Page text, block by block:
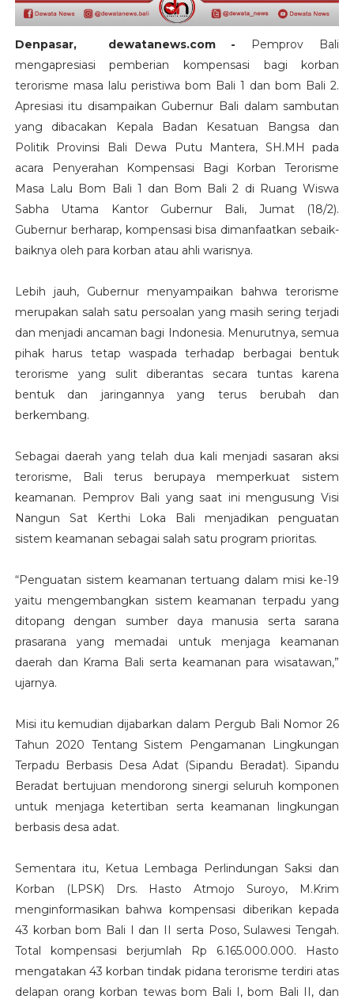
Denpasar, dewatanews.com - Pemprov Bali
mengapresiasi pemberian kompensasi bagi korban
terorisme masa lalu peristiwa bom Bali 1 dan bom Bali 2.
Apresiasi itu disampaikan Gubernur Bali dalam sambutan
yang dibacakan Kepala Badan Kesatuan Bangsa dan
Politik Provinsi Bali Dewa Putu Mantera, SH.MH pada
acara Penyerahan Kompensasi Bagi Korban Terorisme
Masa Lalu Bom Bali 1 dan Bom Bali 2 di Ruang Wiswa
Sabha Utama Kantor Gubernur Bali, Jumat (18/2).
Gubernur berharap, kompensasi bisa dimanfaatkan sebaik-
baiknya oleh para korban atau ahli warisnya.
Lebih jauh, Gubernur menyampaikan bahwa terorisme
merupakan salah satu persoalan yang masih sering terjadi
dan menjadi ancaman bagi Indonesia. Menurutnya, semua
pihak harus tetap waspada terhadap berbagai bentuk
terorisme yang sulit diberantas secara tuntas karena
bentuk dan jaringannya yang terus berubah dan
berkembang.
Sebagai daerah yang telah dua kali menjadi sasaran aksi
terorisme, Bali terus berupaya memperkuat sistem
keamanan. Pemprov Bali yang saat ini mengusung Visi
Nangun Sat Kerthi Loka Bali menjadikan penguatan
sistem keamanan sebagai salah satu program prioritas.
“Penguatan sistem keamanan tertuang dalam misi ke-19
yaitu mengembangkan sistem keamanan terpadu yang
ditopang dengan sumber daya manusia serta sarana
prasarana yang memadai untuk menjaga keamanan
daerah dan Krama Bali serta keamanan para wisatawan,”
ujarnya.
Misi itu kemudian dijabarkan dalam Pergub Bali Nomor 26
Tahun 2020 Tentang Sistem Pengamanan Lingkungan
Terpadu Berbasis Desa Adat (Sipandu Beradat). Sipandu
Beradat bertujuan mendorong sinergi seluruh komponen
untuk menjaga ketertiban serta keamanan lingkungan
berbasis desa adat.
Sementara itu, Ketua Lembaga Perlindungan Saksi dan
Korban (LPSK) Drs. Hasto Atmojo Suroyo, M.Krim
menginformasikan bahwa kompensasi diberikan kepada
43 korban bom Bali I dan II serta Poso, Sulawesi Tengah.
Total kompensasi berjumlah Rp 6.165.000.000. Hasto
mengatakan 43 korban tindak pidana terorisme terdiri atas
delapan orang korban tewas bom Bali I, bom Bali II, dan